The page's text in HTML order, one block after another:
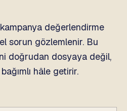
değerlendirme
sorun gözlemlenir. Bu
doğrudan dosyaya değil,
hâle getirir.